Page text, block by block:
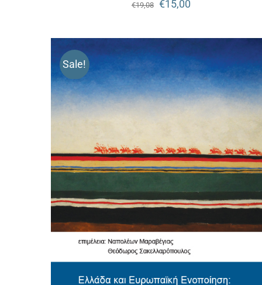
€19,08
Original
€19,08.
€15,00Η
είναι:
€15,00.
Sale!